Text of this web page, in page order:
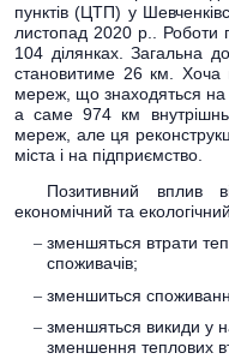
пунктів (ЦТП) у
листопад 2020 р.. Роботи
104 ділянках. Загальна
становитиме 26 км. Хоча
мереж, що знаходяться на
а саме 974 км
мереж, але ця
міста і на підприємство.
Позитивний вплив
економічний та
зменшяться втрати
споживачів;
зменшиться
зменшяться викиди у
зменшення теплових